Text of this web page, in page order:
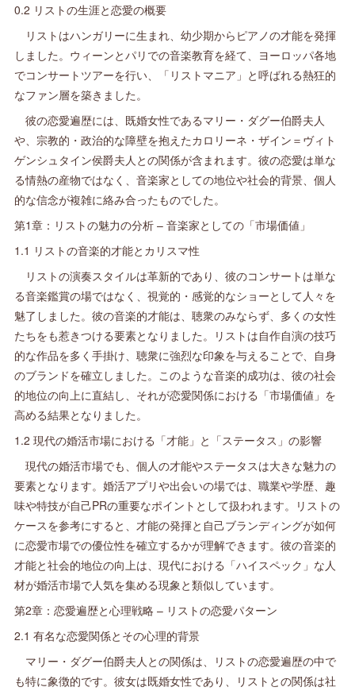
0.2 リストの生涯と恋愛の概要
リストはハンガリーに生まれ、幼少期からピアノの才能を発揮
しました。ウィーンとパリでの音楽教育を経て、ヨーロッパ各地
でコンサートツアーを行い、「リストマニア」と呼ばれる熱狂的
なファン層を築きました。
彼の恋愛遍歴には、既婚女性であるマリー・ダグー伯爵夫人
や、宗教的・政治的な障壁を抱えたカロリーネ・ザイン＝ヴィト
ゲンシュタイン侯爵夫人との関係が含まれます。彼の恋愛は単な
る情熱の産物ではなく、音楽家としての地位や社会的背景、個人
的な信念が複雑に絡み合ったものでした。
第1章：リストの魅力の分析 – 音楽家としての「市場価値」
1.1 リストの音楽的才能とカリスマ性
リストの演奏スタイルは革新的であり、彼のコンサートは単な
る音楽鑑賞の場ではなく、視覚的・感覚的なショーとして人々を
魅了しました。彼の音楽的才能は、聴衆のみならず、多くの女性
たちをも惹きつける要素となりました。リストは自作自演の技巧
的な作品を多く手掛け、聴衆に強烈な印象を与えることで、自身
のブランドを確立しました。このような音楽的成功は、彼の社会
的地位の向上に直結し、それが恋愛関係における「市場価値」を
高める結果となりました。
1.2 現代の婚活市場における「才能」と「ステータス」の影響
現代の婚活市場でも、個人の才能やステータスは大きな魅力の
要素となります。婚活アプリや出会いの場では、職業や学歴、趣
味や特技が自己PRの重要なポイントとして扱われます。リストの
ケースを参考にすると、才能の発揮と自己ブランディングが如何
に恋愛市場での優位性を確立するかが理解できます。彼の音楽的
才能と社会的地位の向上は、現代における「ハイスペック」な人
材が婚活市場で人気を集める現象と類似しています。
第2章：恋愛遍歴と心理戦略 – リストの恋愛パターン
2.1 有名な恋愛関係とその心理的背景
マリー・ダグー伯爵夫人との関係は、リストの恋愛遍歴の中で
も特に象徴的です。彼女は既婚女性であり、リストとの関係は社